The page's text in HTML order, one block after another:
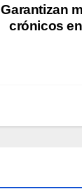
Garantizan
crónicos